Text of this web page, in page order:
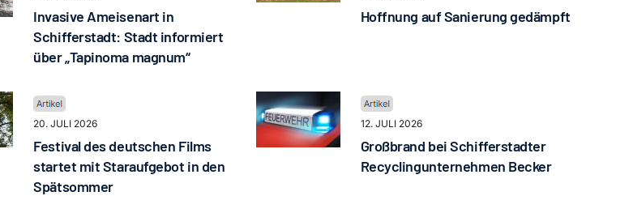
Invasive Ameisenart in
Schifferstadt: Stadt informiert
über „Tapinoma magnum“
Hoffnung auf Sanierung gedämpft
20. JULI 2026
Festival des deutschen Films
startet mit Staraufgebot in den
Spätsommer
12. JULI 2026
Großbrand bei Schifferstadter
Recyclingunternehmen Becker